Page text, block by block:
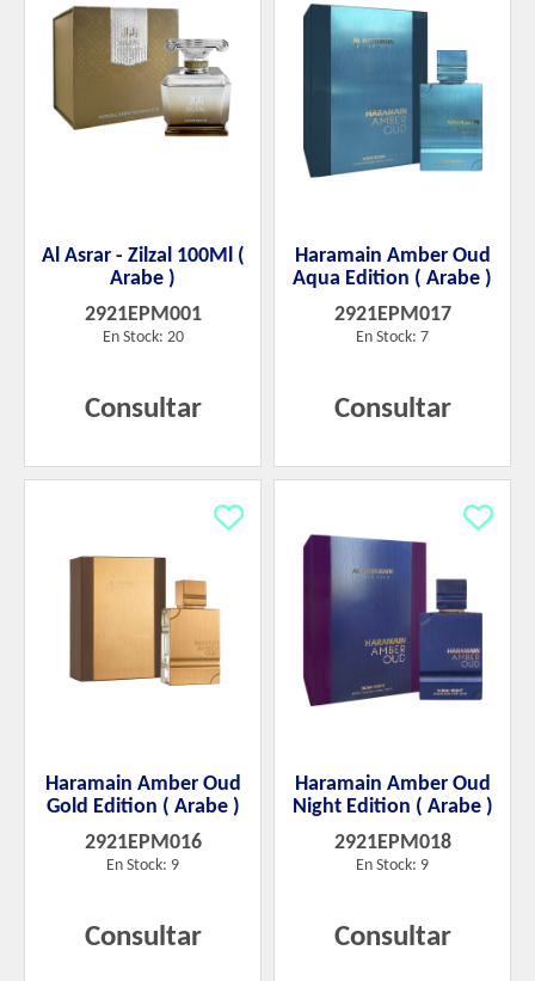
Al Asrar - Zilzal 100Ml (
Arabe )
2921EPM001
En Stock: 20
Consultar
Haramain Amber Oud
Aqua Edition ( Arabe )
2921EPM017
En Stock: 7
Consultar
Haramain Amber Oud
Gold Edition ( Arabe )
2921EPM016
En Stock: 9
Consultar
Haramain Amber Oud
Night Edition ( Arabe )
2921EPM018
En Stock: 9
Consultar